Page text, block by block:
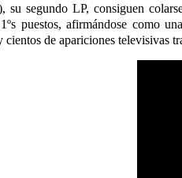
segundo LP, consiguen
puestos, afirmándose como
de apariciones televisivas